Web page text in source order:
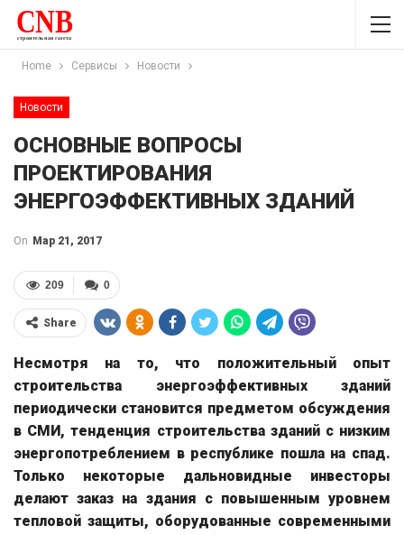
Home Сервисы Новости
Новости
ОСНОВНЫЕ ВОПРОСЫ
ПРОЕКТИРОВАНИЯ
ЭНЕРГОЭФФЕКТИВНЫХ ЗДАНИЙ
On Мар 21, 2017
0
209
Share
Несмотря на то, что положительный опыт
строительства энергоэффективных зданий
периодически становится предметом обсуждения
в СМИ, тенденция строительства зданий с низким
энергопотреблением в республике пошла на спад.
Только некоторые дальновидные инвесторы
делают заказ на здания с повышенным уровнем
тепловой защиты, оборудованные современными